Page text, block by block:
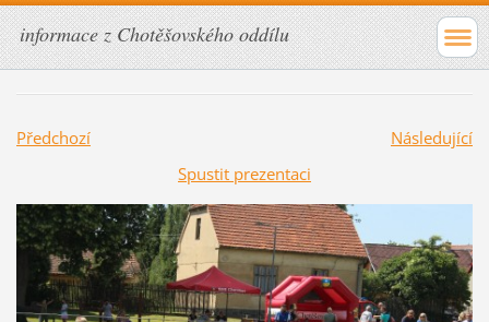
informace z Chotěšovského oddílu
Předchozí
Následující
Spustit prezentaci